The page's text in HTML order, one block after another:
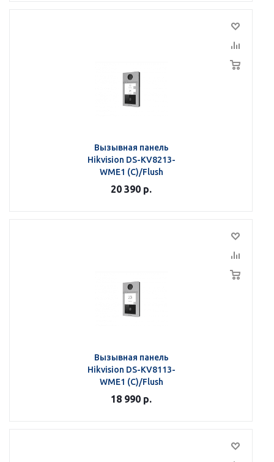
Вызывная панель
Hikvision DS-KV8213-
WME1 (C)/Flush
20 390 р.
Вызывная панель
Hikvision DS-KV8113-
WME1 (C)/Flush
18 990 р.